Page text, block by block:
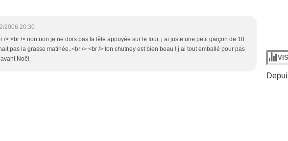
2006 20:30
/> <br /> non non je ne dors pas la tête appuyée sur le four, j ai juste une petit garçon de 18
pas la grasse matinée..<br /> <br /> ton chutney est bien beau ! j ai tout emballé pour pas
Noêl